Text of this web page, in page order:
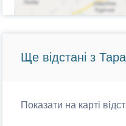
Ще відстані з
Показати на карті